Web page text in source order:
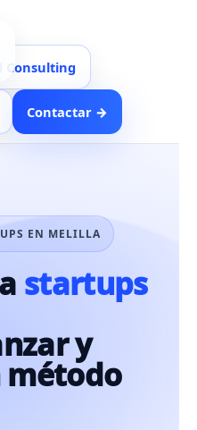
Consulting
Contactar →
EN MELILLA
startups
y
método